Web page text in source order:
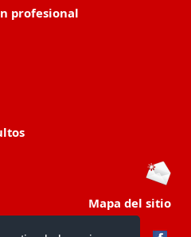
profesional
Mapa del sitio